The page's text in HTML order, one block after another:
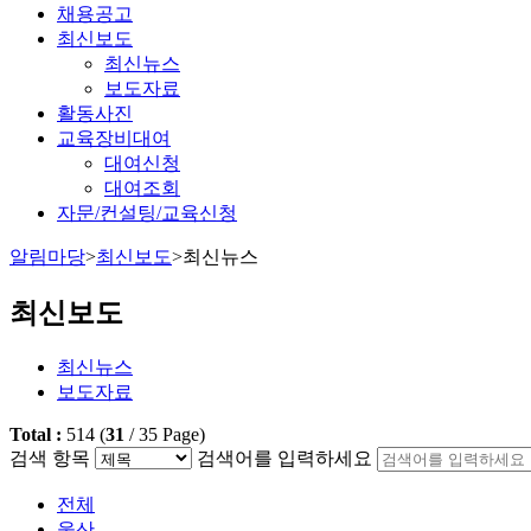
채용공고
최신보도
최신뉴스
보도자료
활동사진
교육장비대여
대여신청
대여조회
자문/컨설팅/교육신청
알림마당>최신보도>최신뉴스
최신보도
최신뉴스
보도자료
Total : 514 (31 /35 Page)
검색 항목
검색어를 입력하세요
전체